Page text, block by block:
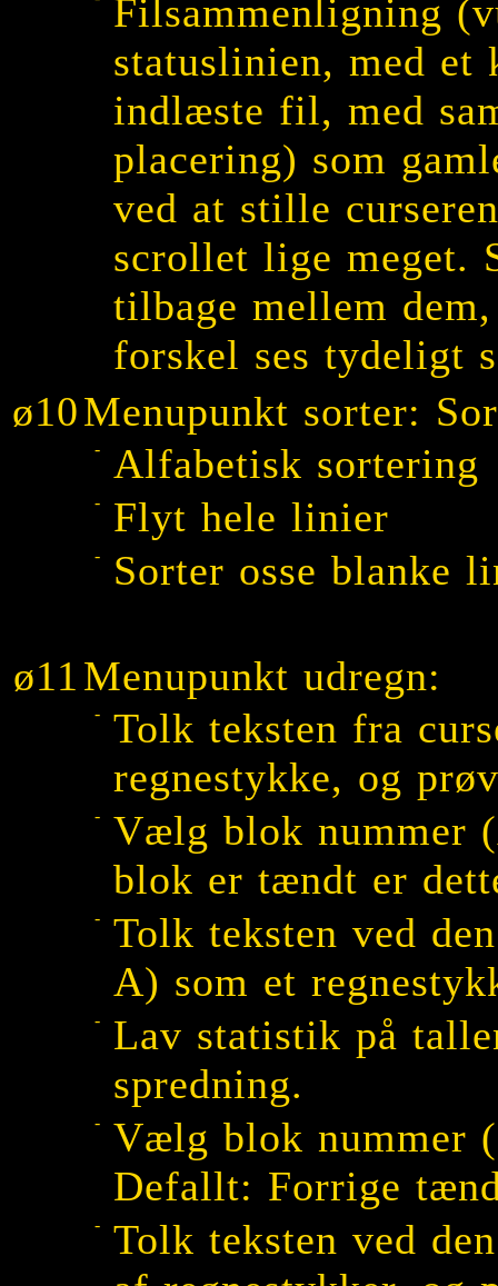
Filsammenligning
statuslinien, med
indlæste fil, med
placering) som
ved at stille
scrollet lige meget.
tilbage mellem
forskel ses tydeligt
ø10Menupunkt sorter:
- Alfabetisk sortering
- Flyt hele linier
- Sorter osse blanke
ø11 Menupunkt udregn:
-
Tolk teksten fra
regnestykke, og
-
Vælg blok nummer
blok er tændt er
-
Tolk teksten ved
A) som et
-
Lav statistik på
spredning.
-
Vælg blok nummer
Defallt: Forrige
-
Tolk teksten ved